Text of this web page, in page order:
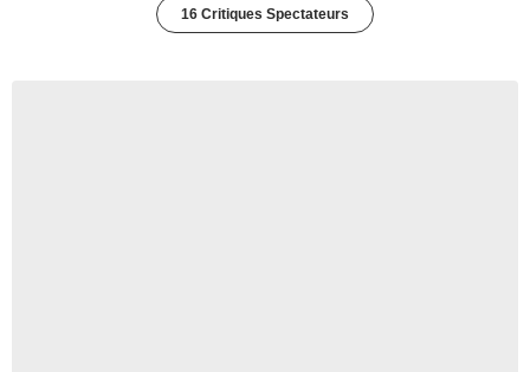
16 Critiques Spectateurs